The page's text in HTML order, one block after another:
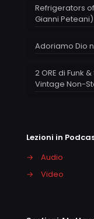
Refrigerators
Gianni Peteani)
Adoriamo Dio
2 ORE di Funk
Vintage Non-
Lezioni in
→
Audio
→
Video